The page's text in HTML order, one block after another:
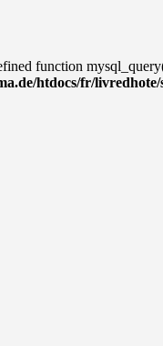
function
htdocs/fr/livredhote/